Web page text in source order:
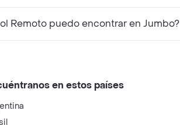
Remoto puedo encontrar en Jumbo?
en estos países